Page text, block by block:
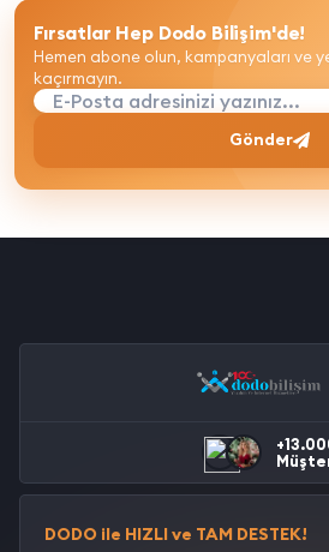
Fırsatlar Hep Dodo Bilişim'de!
Hemen abone olun, kampanyaları ve
kaçırmayın.
E-
Gönder
DODO ile HIZLI ve TAM DESTEK!